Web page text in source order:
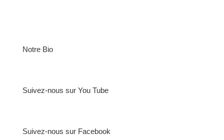
Notre Bio
Suivez-nous sur You Tube
Suivez-nous sur Facebook